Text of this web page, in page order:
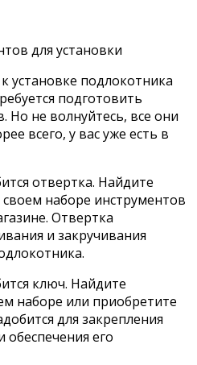
установке подлокотника
подготовить
Но не волнуйтесь, все они
всего, у вас уже есть в
отвертка. Найдите
наборе инструментов
Отвертка
и закручивания
ключ. Найдите
наборе или приобретите
для закрепления
обеспечения его